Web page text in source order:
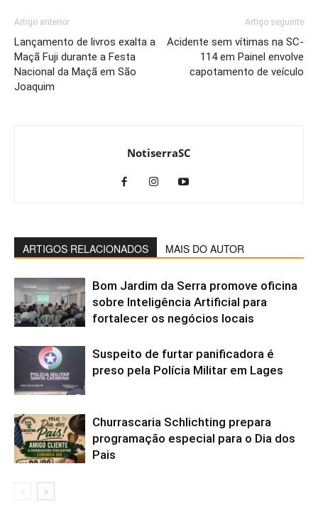
Artigo anterior
Lançamento de livros exalta a
Maçã Fuji durante a Festa
Nacional da Maçã em São
Joaquim
Artigo seguinte
Acidente sem vítimas na SC-
114 em Painel envolve
capotamento de veículo
NotiserraSC
ARTIGOS RELACIONADOS MAIS DO AUTOR
Bom Jardim da Serra promove oficina
sobre Inteligência Artificial para
fortalecer os negócios locais
Suspeito de furtar panificadora é
preso pela Polícia Militar em Lages
Churrascaria Schlichting prepara
programação especial para o Dia dos
Pais